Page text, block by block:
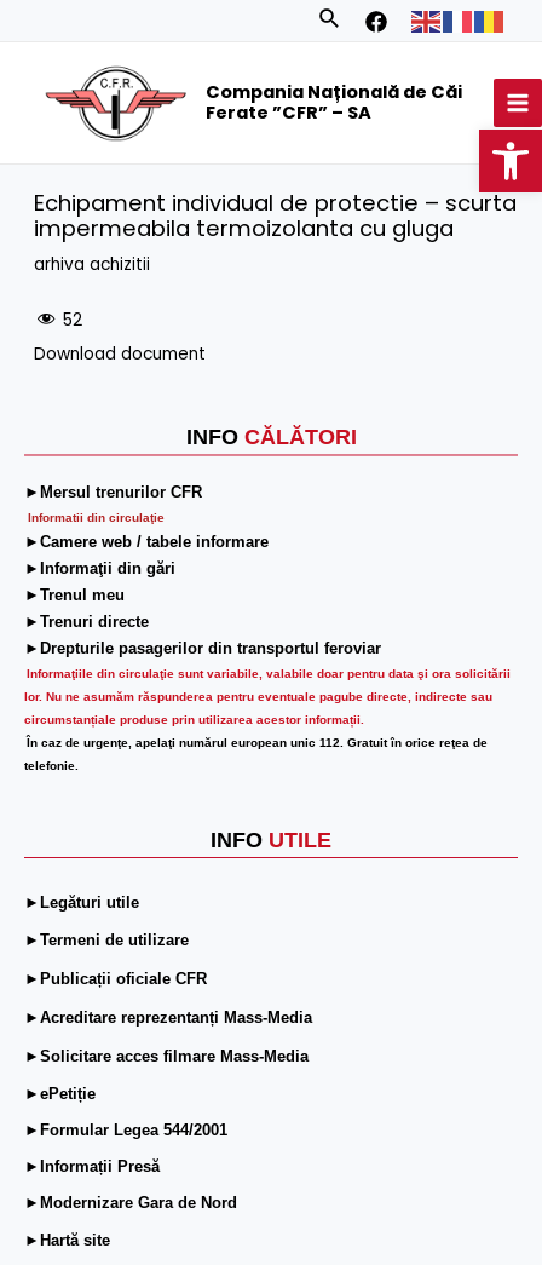
Search
Compania Națională de Căi
Ferate ”CFR” – SA
INFO CĂLĂTORI
►Mersul trenurilor CFR
Informatii din circulaţie
►Camere web / tabele informare
►Informaţii din gări
►Trenul meu
►Trenuri directe
►Drepturile pasagerilor din transportul feroviar
Informaţiile din circulaţie sunt variabile, valabile doar pentru data şi ora solicitării
lor. Nu ne asumăm răspunderea pentru eventuale pagube directe, indirecte sau
circumstanțiale produse prin utilizarea acestor informații.
În caz de urgenţe, apelaţi numărul european unic 112. Gratuit în orice reţea de
telefonie.
INFO UTILE
►Legături utile
►Termeni de utilizare
►Publicații oficiale CFR
►Acreditare reprezentanți Mass-Media
►Solicitare acces filmare Mass-Media
►ePetiție
►Formular Legea 544/2001
►Informații Presă
►Modernizare Gara de Nord
►Hartă site
Echipament individual de protectie – scurta
impermeabila termoizolanta cu gluga
arhiva achizitii
52
Download document